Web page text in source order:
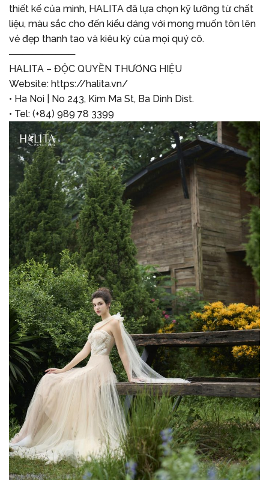
thiết kế của mình, HALITA đã lựa chọn kỹ lưỡng từ chất
liệu, màu sắc cho đến kiểu dáng với mong muốn tôn lên
vẻ đẹp thanh tao và kiêu kỳ của mọi quý cô.
──────────
HALITA – ĐỘC QUYỀN THƯƠNG HIỆU
Website: https://halita.vn/
• Ha Noi | No 243, Kim Ma St, Ba Dinh Dist.
• Tel: (+84) 989 78 3399